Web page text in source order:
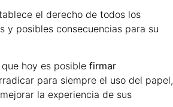
el derecho de todos los
y posibles consecuencias para su
hoy es posible firmar
para siempre el uso del papel,
la experiencia de sus